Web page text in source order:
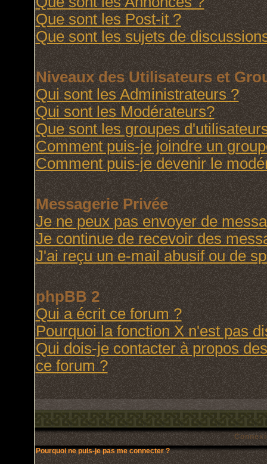
Que sont les Post-it ?
Que sont les sujets de
Niveaux des Utilisateurs et
Qui sont les Administrateurs ?
Qui sont les Modérateurs?
Que sont les groupes
Comment puis-je joindre un
Comment puis-je devenir le
Messagerie Privée
Je ne peux pas envoyer de
Je continue de recevoir des
J'ai reçu un e-mail abusif ou de
phpBB 2
Qui a écrit ce forum ?
Pourquoi la fonction X n'est pas
Qui dois-je contacter à propos
ce forum ?
Pourquoi ne puis-je pas me connecter ?